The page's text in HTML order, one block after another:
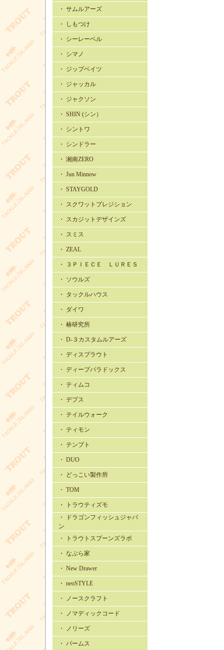
・ サムルアーズ
・ しもつけ
・ シーレーベル
・ シマノ
・ ジップベイツ
・ ジャッカル
・ ジャクソン
・ SHIN (シン）
・ シントワ
・ シンドラー
・ 湘南ZERO
・ Jun Minnow
・ STAYGOLD
・ スクワットプレジション
・ スカジットデザインズ
・ スミス
・ ZEAL
・ ３ＰＩＥＣＥ ＬＵＲＥＳ
・ ソウルズ
・ タックルハウス
・ ダイワ
・ 椿研究所
・ D-３カスタムルアーズ
・ ディスプラウト
・ ディープパラドックス
・ ティムコ
・ デプス
・ テイルウォーク
・ ティモン
・ テンプト
・ DUO
・ どっこい製作所
・ TOM
・ トラウティズモ
・ ドラゴンフィッシュジャパ
ン
・ トラウトスプーンズラボ
・ なぶら家
・ New Drawer
・ neoSTYLE
・ ノースクラフト
・ ノマディックコード
・ ノリーズ
・ パームス